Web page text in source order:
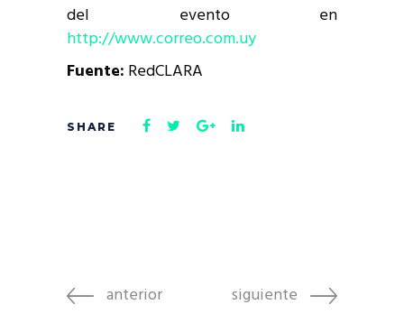
del evento en
http://www.correo.com.uy
Fuente: RedCLARA
anterior siguiente